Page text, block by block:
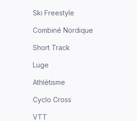
Ski Freestyle
Combiné Nordique
Short Track
Luge
Athlétisme
Cyclo Cross
VTT